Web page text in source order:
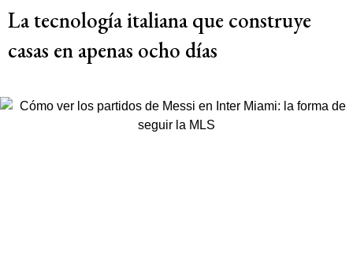
La tecnología italiana que construye
casas en apenas ocho días